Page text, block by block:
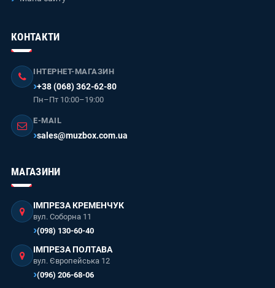
КОНТАКТИ
ІНТЕРНЕТ-МАГАЗИН
+38 (068) 362-62-80
Пн–Пт 10:00–19:00
E-MAIL
sales@muzbox.com.ua
МАГАЗИНИ
ІМПРЕЗА КРЕМЕНЧУК
вул. Соборна 11
(098) 130-60-40
ІМПРЕЗА ПОЛТАВА
вул. Європейська 12
(096) 206-68-06